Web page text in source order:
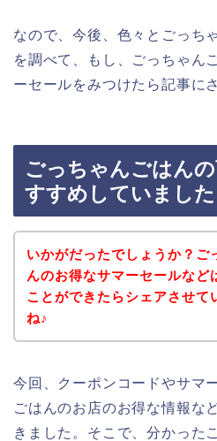
なので、今後、色々とごっち
を調べて、もし、ごっちゃん
ーセールをみつけたら記事に
ごっちゃんごはん
すすめしていました
いかがだったでしょうか？ご
んのお得なサマーセールなど
ことができたらシェアさせて
ね♪
今回、クーポンコードやサマ
ごはんのお店のお得な情報な
きました。そこで、分かった